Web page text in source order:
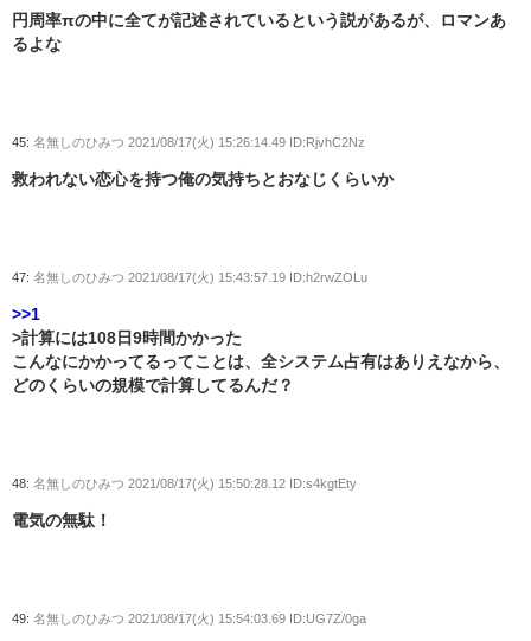
円周率πの中に全てが記述されているという説があるが、ロマンあ
るよな
45: 名無しのひみつ 2021/08/17(火) 15:26:14.49 ID:RjvhC2Nz
救われない恋心を持つ俺の気持ちとおなじくらいか
47: 名無しのひみつ 2021/08/17(火) 15:43:57.19 ID:h2rwZOLu
>>1
>計算には108日9時間かかった
こんなにかかってるってことは、全システム占有はありえなから、
どのくらいの規模で計算してるんだ？
48: 名無しのひみつ 2021/08/17(火) 15:50:28.12 ID:s4kgtEty
電気の無駄！
49: 名無しのひみつ 2021/08/17(火) 15:54:03.69 ID:UG7Z/0ga